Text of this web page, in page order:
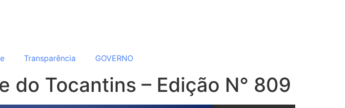
Transparência GOVERNO
do Tocantins – Edição N° 809